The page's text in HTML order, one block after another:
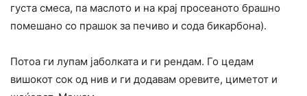
густа смеса, па маслото и на крај просеаното брашно
помешано со прашок за печиво и сода бикарбона).
Потоа ги лупам јаболката и ги рендам. Го цедам
вишокот сок од нив и ги додавам оревите, циметот и